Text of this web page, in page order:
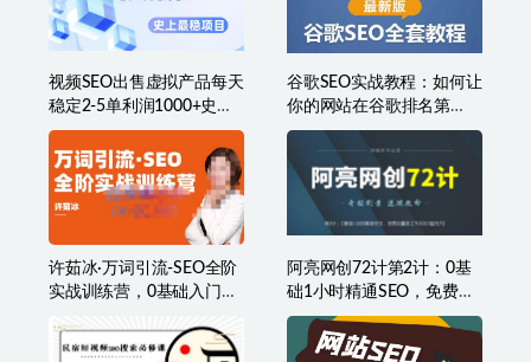
视频SEO出售虚拟产品每天
稳定2-5单利润1000+史上
最稳定私域变现项目
谷歌SEO实战教程：如何让
你的网站在谷歌排名第
一，内容从入门到高阶，
适合个人及团队
许茹冰·万词引流-SEO全阶
实战训练营，0基础入门，
阿亮网创72计第2计：0基
础1小时精通SEO，免费流
量取之不尽